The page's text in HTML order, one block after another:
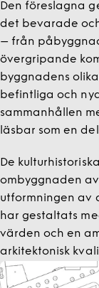
Den föreslagna
det bevarade
– från
övergripande
byggnadens
befintliga och
sammanhållen
läsbar som en
De
ombyggnaden
utformningen av
har gestaltats
värden och en
arkitektonisk